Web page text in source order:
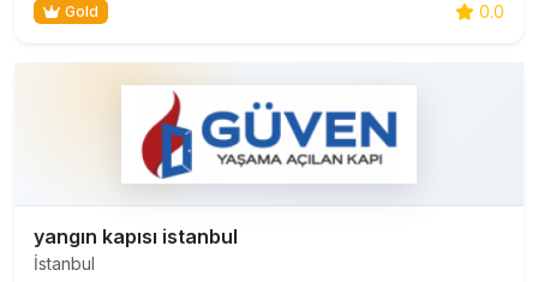
Gold 0.0
yangın kapısı istanbul
İstanbul